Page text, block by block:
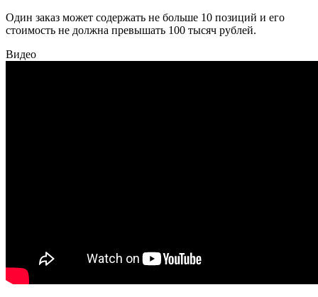
Один заказ может содержать не больше 10 позиций и его
стоимость не должна превышать 100 тысяч рублей.
Видео